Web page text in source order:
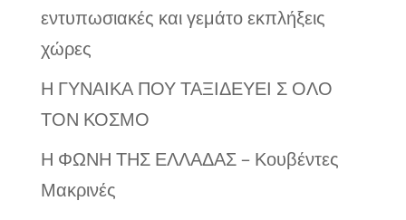
εντυπωσιακές και γεμάτο εκπλήξεις
χώρες
Η ΓΥΝΑΙΚΑ ΠΟΥ ΤΑΞΙΔΕΥΕΙ Σ ΟΛΟ
ΤΟΝ ΚΟΣΜΟ
Η ΦΩΝΗ ΤΗΣ ΕΛΛΑΔΑΣ – Κουβέντες
Μακρινές